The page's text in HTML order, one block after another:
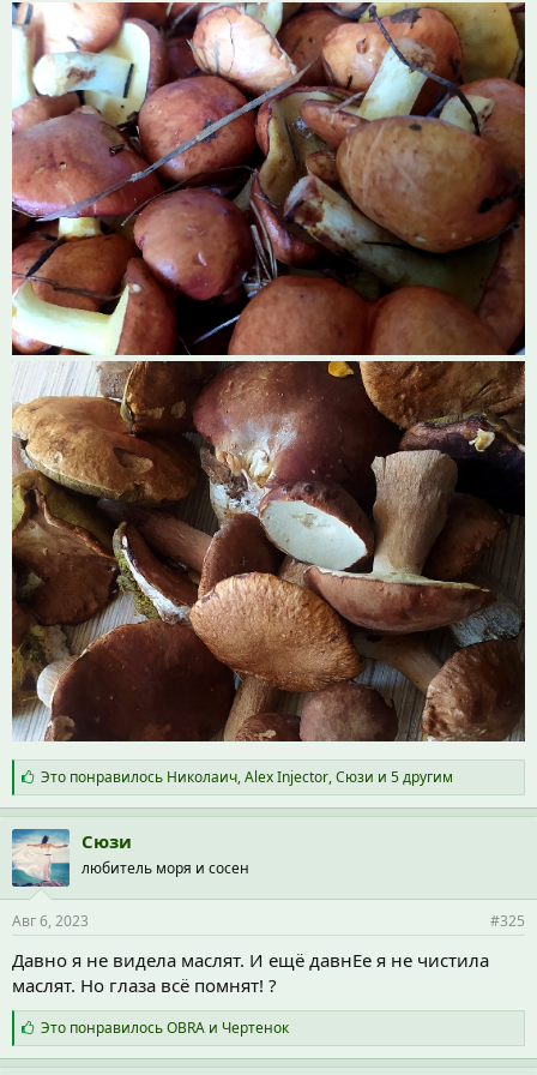
С
и
м
п
а
т
и
и
:
Это понравилось Николаич,Alex Injector,Сюзи и 5 другим
Сюзи
любитель моря и сосен
Авг 6, 2023 #325
Давно я не видела маслят. И ещё давнЕе я не чистила
маслят. Но глаза всё помнят! ?
С
и
м
Это понравилосьOBRAи Чертенок